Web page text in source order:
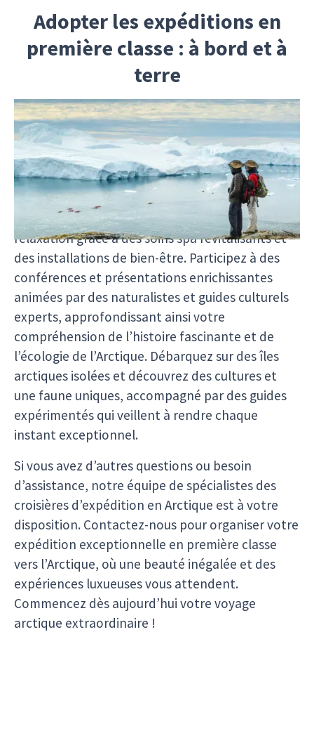
Adopter les expéditions en
première classe : à bord et à
terre
Laissez-vous séduire par l’art de vivre en
explorant les étendues glacées de l’Arctique.
Détendez-vous dans des salons élégants et sur
des ponts d’observation, en admirant des
panoramas à couper le souffle à travers de
grandes baies vitrées. Plongez dans un univers de
relaxation grâce à des soins spa revitalisants et
des installations de bien-être. Participez à des
conférences et présentations enrichissantes
animées par des naturalistes et guides culturels
experts, approfondissant ainsi votre
compréhension de l’histoire fascinante et de
l’écologie de l’Arctique. Débarquez sur des îles
arctiques isolées et découvrez des cultures et
une faune uniques, accompagné par des guides
expérimentés qui veillent à rendre chaque
instant exceptionnel.
Si vous avez d’autres questions ou besoin
d’assistance, notre équipe de spécialistes des
croisières d’expédition en Arctique est à votre
disposition. Contactez-nous pour organiser votre
expédition exceptionnelle en première classe
vers l’Arctique, où une beauté inégalée et des
expériences luxueuses vous attendent.
Commencez dès aujourd’hui votre voyage
arctique extraordinaire !